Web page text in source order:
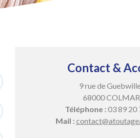
Contact &
9 rue de
68000 COLMAR
Téléphone : 03 89 20
Mail :